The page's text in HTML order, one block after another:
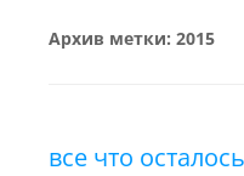
Архив метки: 2015
все что